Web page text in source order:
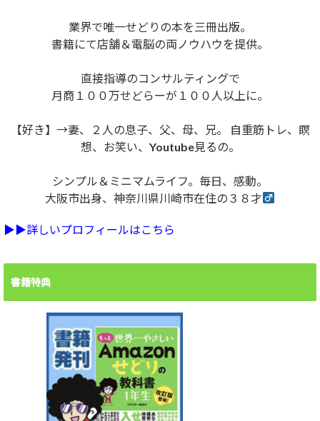
業界で唯一せどりの本を三冊出版。
書籍にて店舗＆電脳の両ノウハウを提供。
直接指導のコンサルティングで
月商１００万せどらーが１００人以上に。
【好き】→妻、２人の息子、父、母、兄。 自重筋トレ、瞑
想、お笑い、Youtube見るの。
シンプル＆ミニマムライフ。毎日、感動。
大阪市出身、神奈川県川崎市在住の３８才
▶︎▶︎詳しいプロフィールはこちら
書籍特典